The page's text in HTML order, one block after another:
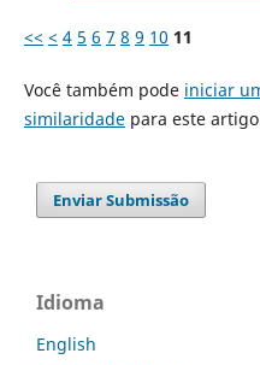
<< < 4 5 6 7 8 9 10 11
Você também pode iniciar
similaridadepara este
Enviar Submissão
Idioma
English